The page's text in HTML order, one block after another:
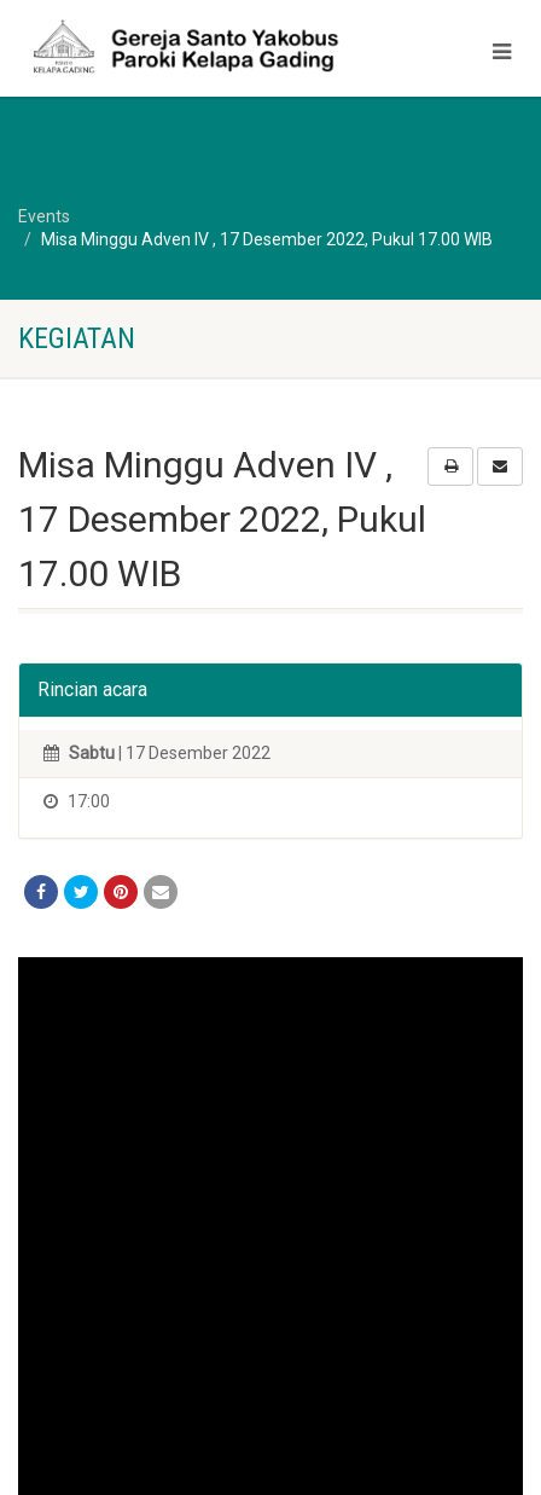
Events
Misa Minggu Adven IV , 17 Desember 2022, Pukul 17.00 WIB
KEGIATAN
Misa Minggu Adven IV ,
17 Desember 2022, Pukul
17.00 WIB
Rincian acara
Sabtu | 17 Desember 2022
17:00